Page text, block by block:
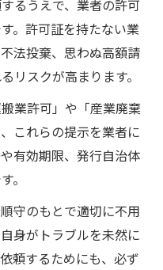
るうえで、業者の許可
。許可証を持たない業
法投棄、思わぬ高額請
リスクが高まります。
業許可」や「産業廃棄
これらの提示を業者に
有効期限、発行自治体
。
守のもとで適切に不用
身がトラブルを未然に
頼するためにも、必ず